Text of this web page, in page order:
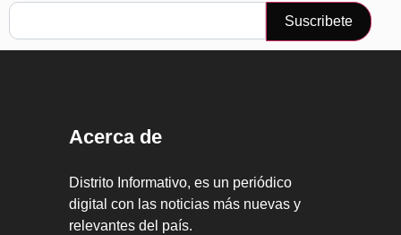
Suscribete
Acerca de
Distrito Informativo, es un periódico
digital con las noticias más nuevas y
relevantes del país.